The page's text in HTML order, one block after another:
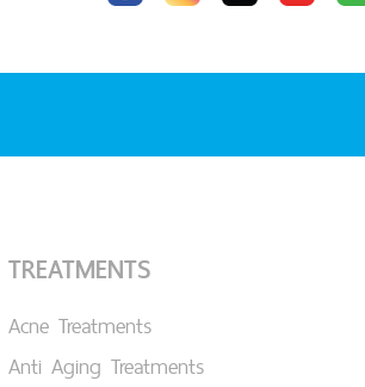
TREATMENTS
Acne Treatments
Anti Aging Treatments